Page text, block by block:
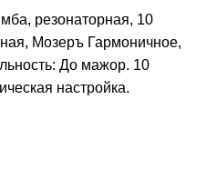
резонаторная, 10
Мозеръ Гармоничное,
До мажор. 10
настройка.